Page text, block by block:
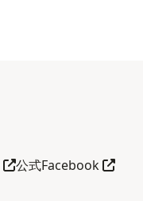
別タブで開く
公式Facebook別タ